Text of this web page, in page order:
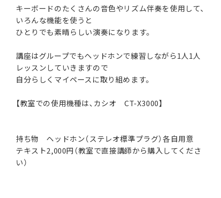
キーボードのたくさんの音色やリズム伴奏を使用して、
いろんな機能を使うと
ひとりでも素晴らしい演奏になります。
講座はグループでもヘッドホンで練習しながら1人1人
レッスンしていきますので
自分らしくマイペースに取り組めます。
【教室での使用機種は、カシオ CT-X3000】
持ち物 ヘッドホン（ステレオ標準プラグ）各自用意
テキスト2,000円（教室で直接講師から購入してくださ
い）